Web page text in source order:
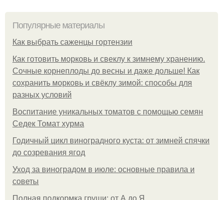
Популярные материалы
Как выбрать саженцы гортензии
Как готовить морковь и свеклу к зимнему хранению.
Сочные корнеплоды до весны и даже дольше! Как
сохранить морковь и свёклу зимой: способы для
разных условий
Воспитание уникальных томатов с помощью семян
Седек Томат хурма
Годичный цикл виноградного куста: от зимней спячки
до созревания ягод
Уход за виноградом в июле: основные правила и
советы
Полная подкормка груши: от А до Я